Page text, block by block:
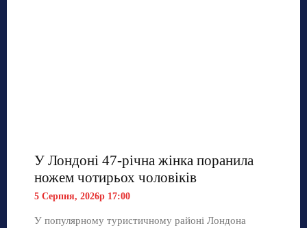
У Лондоні 47-річна жінка поранила
ножем чотирьох чоловіків
5 Серпня, 2026р 17:00
У популярному туристичному районі Лондона